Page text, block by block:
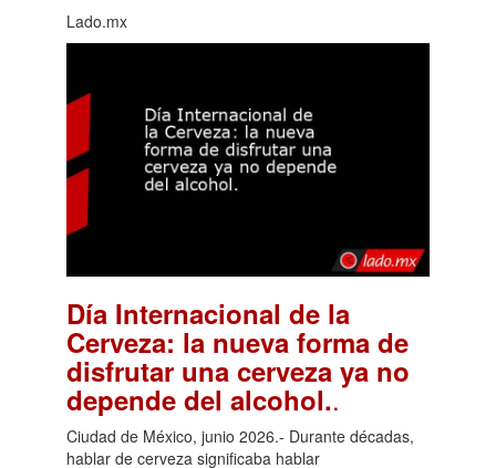
Lado.mx
Día Internacional de la
Cerveza: la nueva forma de
disfrutar una cerveza ya no
depende del alcohol..
Ciudad de México, junio 2026.- Durante décadas,
hablar de cerveza significaba hablar